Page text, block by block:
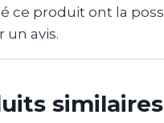
ce produit ont la
un avis.
similaires